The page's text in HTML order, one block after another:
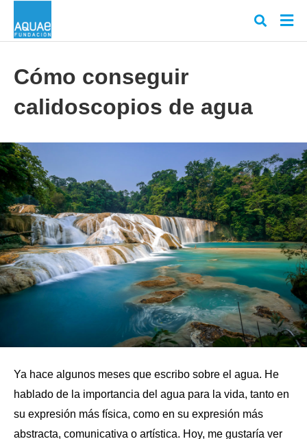
y
en
Cómo conseguir
calidoscopios de agua
Ya hace algunos meses que escribo sobre el agua. He
hablado de la importancia del agua para la vida, tanto en
su expresión más física, como en su expresión más
abstracta, comunicativa o artística. Hoy, me gustaría ver